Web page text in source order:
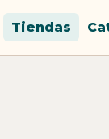
Tiendas